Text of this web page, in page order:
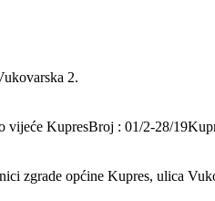
2.
KupresBroj : 01/2-28/
zgrade općine Kupres, ulica